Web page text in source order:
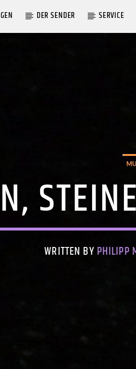
DER SENDER SERVICE
WRITTEN BY PHILIPP